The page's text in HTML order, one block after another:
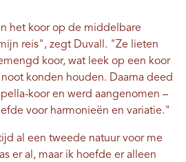
het koor op de middelbare
reis", zegt Duvall. "Ze lieten
koor, wat leek op een koor
konden houden. Daarna deed
koor en werd aangenomen –
voor harmonieën en variatie."
al een tweede natuur voor me
er al, maar ik hoefde er alleen